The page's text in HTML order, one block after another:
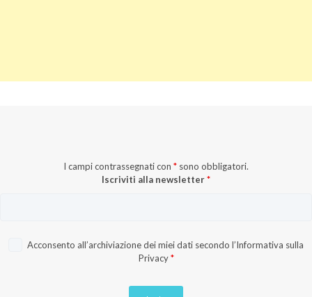
I campi contrassegnati con * sono obbligatori.
Iscriviti alla newsletter*
Acconsento all’archiviazione dei miei dati secondo l’Informativa sulla
Privacy *